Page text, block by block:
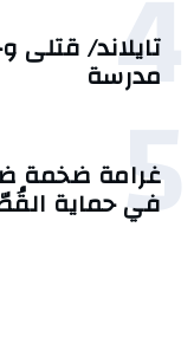
4
تايلاند/
مدرسة
5
غرامة ضخمة
في حماية